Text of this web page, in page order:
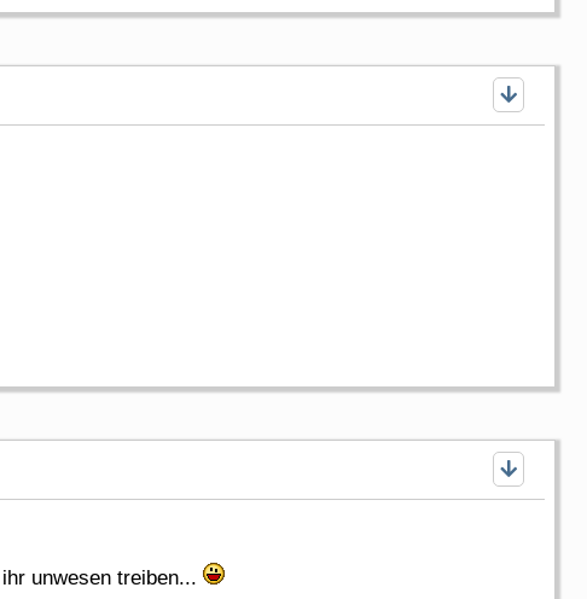
unwesen treiben...